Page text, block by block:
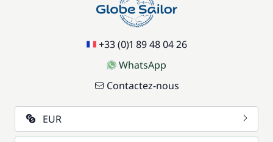
+33 (0)1 89 48 04 26
WhatsApp
Contactez-nous
EUR